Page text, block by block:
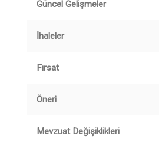
Güncel Gelişmeler
İhaleler
Fırsat
Öneri
Mevzuat Değişiklikleri